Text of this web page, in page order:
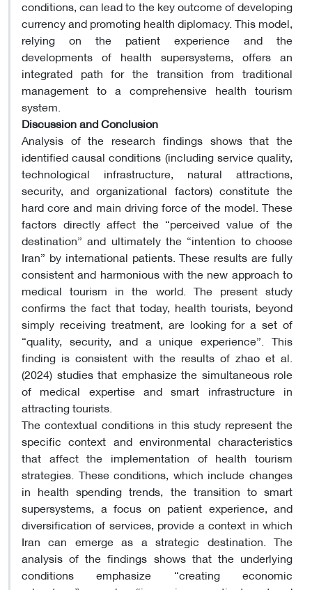
conditions, can lead to the key outcome of developing
currency and promoting health diplomacy. This model,
relying on the patient experience and the
developments of health supersystems, offers an
integrated path for the transition from traditional
management to a comprehensive health tourism
system.
Discussion and Conclusion
Analysis of the research findings shows that the
identified causal conditions (including service quality,
technological infrastructure, natural attractions,
security, and organizational factors) constitute the
hard core and main driving force of the model. These
factors directly affect the “perceived value of the
destination” and ultimately the “intention to choose
Iran” by international patients. These results are fully
consistent and harmonious with the new approach to
medical tourism in the world. The present study
confirms the fact that today, health tourists, beyond
simply receiving treatment, are looking for a set of
“quality, security, and a unique experience”. This
finding is consistent with the results of zhao et al.
(2024) studies that emphasize the simultaneous role
of medical expertise and smart infrastructure in
attracting tourists.
The contextual conditions in this study represent the
specific context and environmental characteristics
that affect the implementation of health tourism
strategies. These conditions, which include changes
in health spending trends, the transition to smart
supersystems, a focus on patient experience, and
diversification of services, provide a context in which
Iran can emerge as a strategic destination. The
analysis of the findings shows that the underlying
conditions emphasize “creating economic